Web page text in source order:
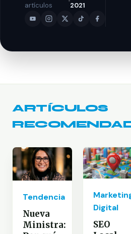
artículos
2021
ARTÍCULOS
Tendencia
Nueva
Ministra:
Digital
SEO